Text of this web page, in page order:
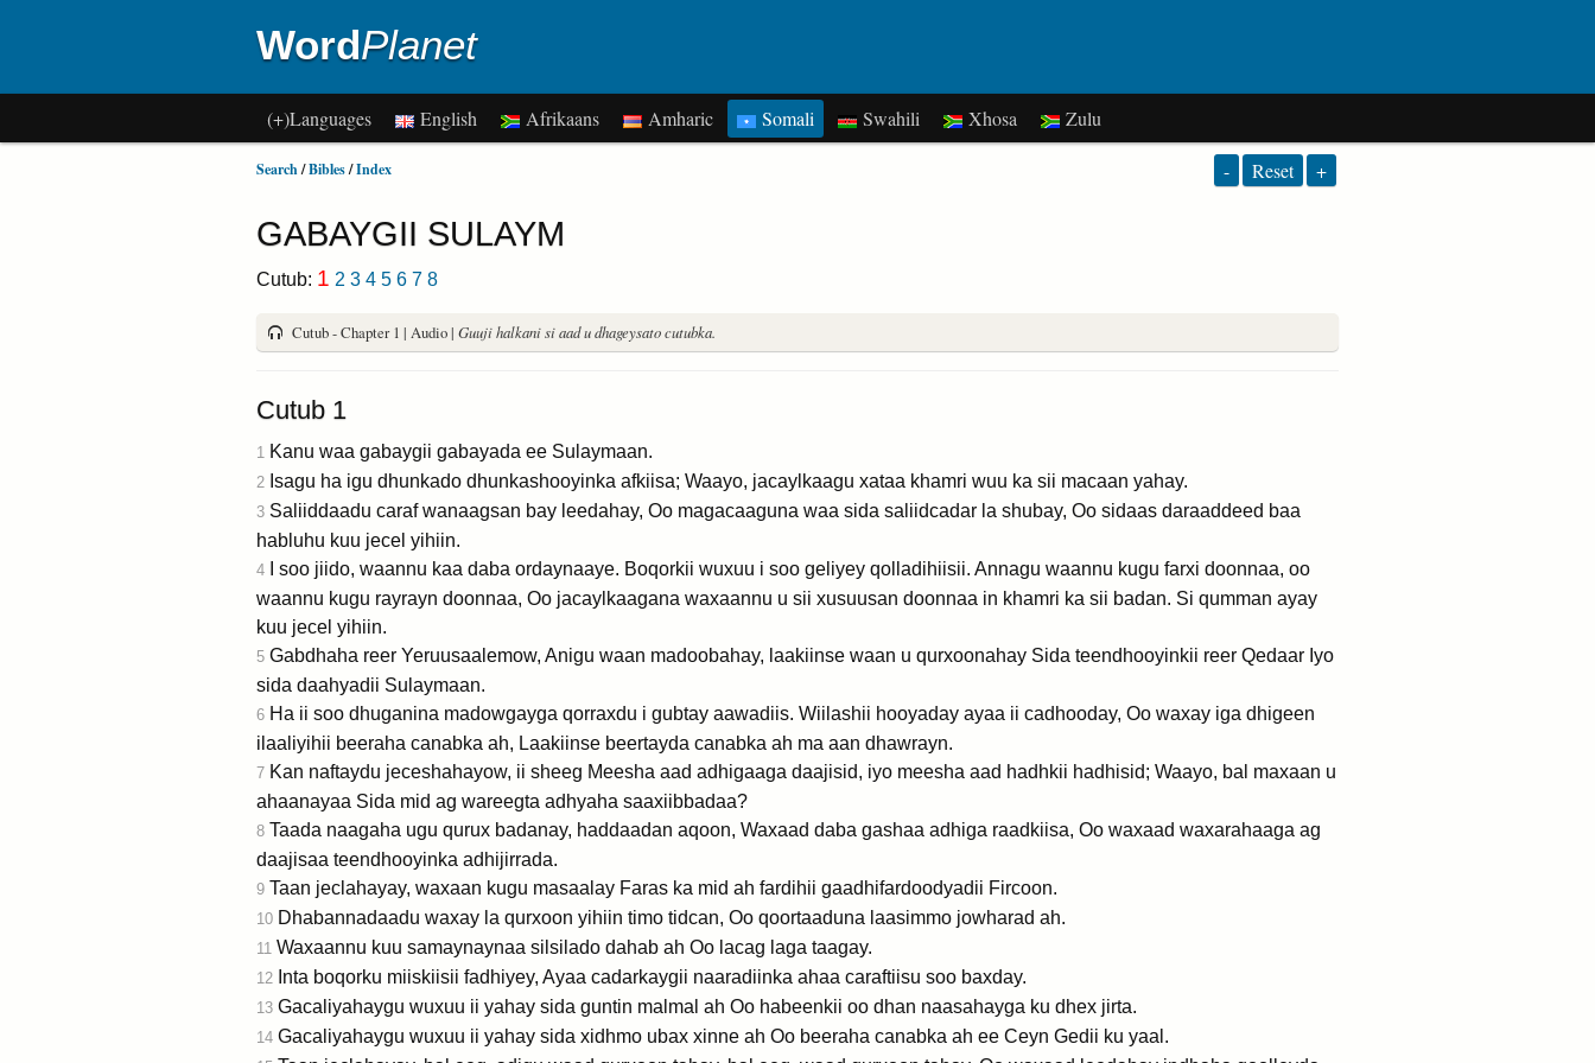
WordPlanet
(+)Languages English Afrikaans Amharic Somali Swahili Xhosa Zulu
Search/Bibles/Index - Reset +
GABAYGII SULAYM
Cutub: 1 2 3 4 5 6 7 8
Cutub - Chapter 1 | Audio | Guuji halkani si aad u dhageysato cutubka.
Cutub 1
1 Kanu waa gabaygii gabayada ee Sulaymaan.
2 Isagu ha igu dhunkado dhunkashooyinka afkiisa; Waayo, jacaylkaagu xataa khamri wuu ka sii macaan yahay.
3 Saliiddaadu caraf wanaagsan bay leedahay, Oo magacaaguna waa sida saliidcadar la shubay, Oo sidaas daraaddeed baa
habluhu kuu jecel yihiin.
4
I soo jiido, waannu kaa daba ordaynaaye. Boqorkii wuxuu i soo geliyey qolladihiisii. Annagu waannu kugu farxi doonnaa, oo
waannu kugu rayrayn doonnaa, Oo jacaylkaagana waxaannu u sii xusuusan doonnaa in khamri ka sii badan. Si qumman ayay
kuu jecel yihiin.
5 Gabdhaha reer Yeruusaalemow, Anigu waan madoobahay, laakiinse waan u qurxoonahay Sida teendhooyinkii reer Qedaar Iyo
sida daahyadii Sulaymaan.
6 Ha ii soo dhuganina madowgayga qorraxdu i gubtay aawadiis. Wiilashii hooyaday ayaa ii cadhooday, Oo waxay iga dhigeen
ilaaliyihii beeraha canabka ah, Laakiinse beertayda canabka ah ma aan dhawrayn.
7 Kan naftaydu jeceshahayow, ii sheeg Meesha aad adhigaaga daajisid, iyo meesha aad hadhkii hadhisid; Waayo, bal maxaan u
ahaanayaa Sida mid ag wareegta adhyaha saaxiibbadaa?
8 Taada naagaha ugu qurux badanay, haddaadan aqoon, Waxaad daba gashaa adhiga raadkiisa, Oo waxaad waxarahaaga ag
daajisaa teendhooyinka adhijirrada.
9 Taan jeclahayay, waxaan kugu masaalay Faras ka mid ah fardihii gaadhifardoodyadii Fircoon.
10 Dhabannadaadu waxay la qurxoon yihiin timo tidcan, Oo qoortaaduna laasimmo jowharad ah.
11 Waxaannu kuu samaynaynaa silsilado dahab ah Oo lacag laga taagay.
12 Inta boqorku miiskiisii fadhiyey, Ayaa cadarkaygii naaradiinka ahaa caraftiisu soo baxday.
13 Gacaliyahaygu wuxuu ii yahay sida guntin malmal ah Oo habeenkii oo dhan naasahayga ku dhex jirta.
14 Gacaliyahaygu wuxuu ii yahay sida xidhmo ubax xinne ah Oo beeraha canabka ah ee Ceyn Gedii ku yaal.